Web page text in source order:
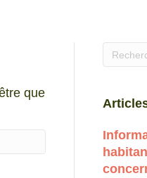
que
haut et bas pour